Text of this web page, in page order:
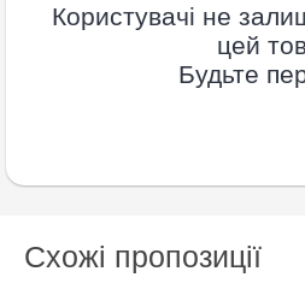
Користувачі не
цей
Будьте
Схожі пропозиції